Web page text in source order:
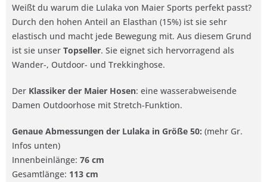
Weißt du warum die Lulaka von Maier Sports perfekt passt?
Durch den hohen Anteil an Elasthan (15%) ist sie sehr
elastisch und macht jede Bewegung mit. Aus diesem Grund
ist sie unser Topseller. Sie eignet sich hervorragend als
Wander-, Outdoor- und Trekkinghose.
Der Klassiker der Maier Hosen: eine wasserabweisende
Damen Outdoorhose mit Stretch-Funktion.
Genaue Abmessungen der Lulaka in Größe 50: (mehr Gr.
Infos unten)
Innenbeinlänge: 76 cm
Gesamtlänge: 113 cm